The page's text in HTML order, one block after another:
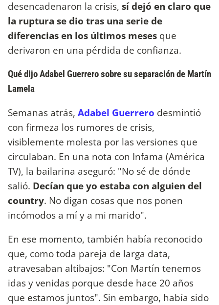
desencadenaron la crisis, sí dejó en claro que
la ruptura se dio tras una serie de
diferencias en los últimos meses que
derivaron en una pérdida de confianza.
Qué dijo Adabel Guerrero sobre su separación de Martín
Lamela
Semanas atrás, Adabel Guerrero desmintió
con firmeza los rumores de crisis,
visiblemente molesta por las versiones que
circulaban. En una nota con Infama (América
TV), la bailarina aseguró: "No sé de dónde
salió. Decían que yo estaba con alguien del
country. No digan cosas que nos ponen
incómodos a mí y a mi marido".
En ese momento, también había reconocido
que, como toda pareja de larga data,
atravesaban altibajos: "Con Martín tenemos
idas y venidas porque desde hace 20 años
que estamos juntos". Sin embargo, había sido